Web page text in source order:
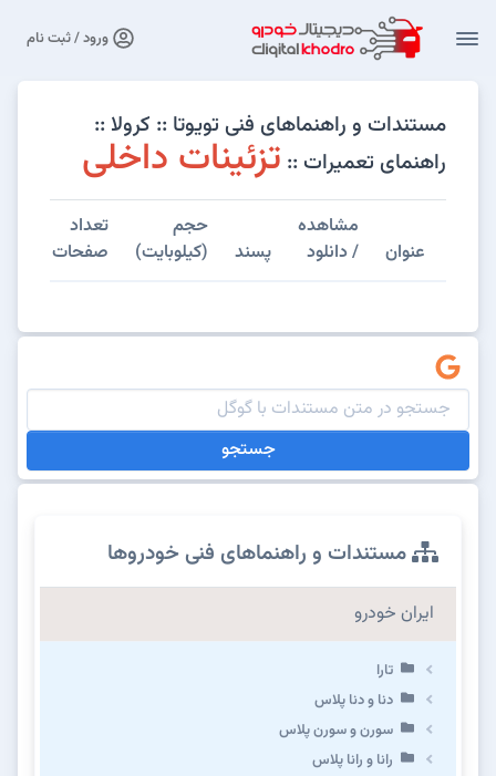
ورود / ثبت نام
مستندات و راهنماهای فنی تویوتا :: کرولا ::
راهنمای تعمیرات :: تزئینات داخلی
عنوان
مشاهده
/ دانلود
پسند
حجم
(کیلوبایت)
تعداد
صفحات
جستجو
مستندات و راهنماهای فنی خودروها
ایران خودرو
تارا
دنا و دنا پلاس
سورن و سورن پلاس
رانا و رانا پلاس